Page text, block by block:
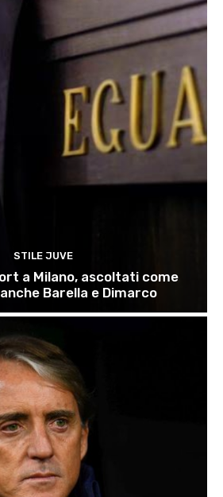
STILE JUVE
a Milano, ascoltati come
Barella e Dimarco